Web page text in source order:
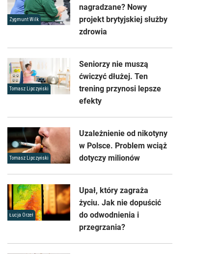
Zygmunt Wilk
nagradzane? Nowy
projekt brytyjskiej służby
zdrowia
Tomasz Lipczyński
Seniorzy nie muszą
ćwiczyć dłużej. Ten
trening przynosi lepsze
efekty
Tomasz Lipczyński
Uzależnienie od nikotyny
w Polsce. Problem wciąż
dotyczy milionów
Łucja Orzeł
Upał, który zagraża
życiu. Jak nie dopuścić
do odwodnienia i
przegrzania?